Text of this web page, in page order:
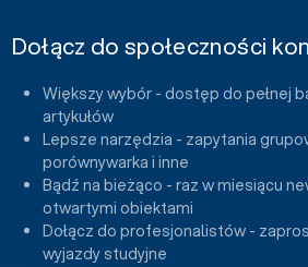
Dołącz do społeczności
Większy wybór - dostęp do pełnej
artykułów
Lepsze narzędzia - zapytania
porównywarka i inne
Bądź na bieżąco - raz w miesiącu
otwartymi obiektami
Dołącz do profesjonalistów -
wyjazdy studyjne